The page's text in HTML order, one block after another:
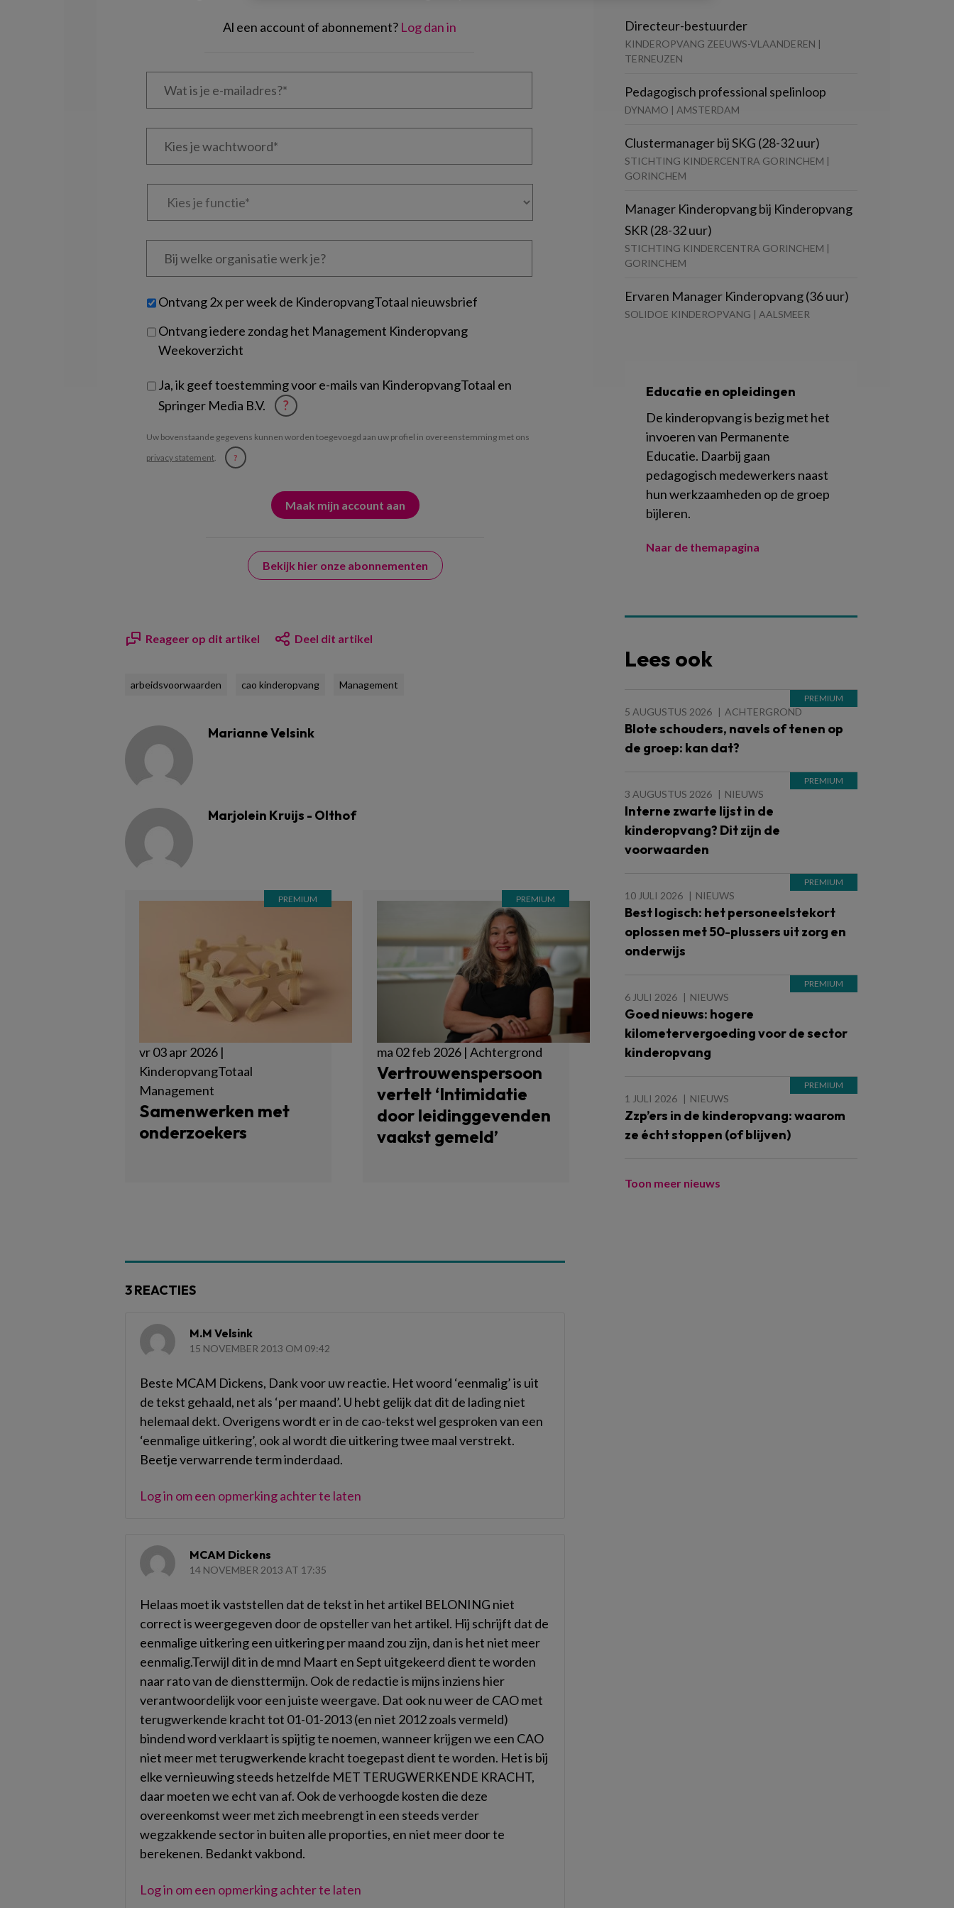
Al een account of abonnement? Log dan in
Wat
Kies
Kies
Bij
welke
je?
Untitled
Ontvang 2x per week de KinderopvangTotaal nieuwsbrief
Ontvang iedere zondag het Management Kinderopvang
Weekoverzicht
Ja, ik geef toestemming voor e-mails van KinderopvangTotaal en
Springer Media B.V.
?
Uw bovenstaande gegevens kunnen worden toegevoegd aan uw profiel in overeenstemming met ons
privacy statement. ?
Bekijk hier onze abonnementen
Reageer op dit artikel Deel dit artikel
arbeidsvoorwaarden cao kinderopvang Management
Marianne Velsink
Marjolein Kruijs - Olthof
vr 03 apr 2026 |
KinderopvangTotaal
Management
Samenwerken met
onderzoekers
ma 02 feb 2026 | Achtergrond
Vertrouwenspersoon
vertelt ‘Intimidatie
door leidinggevenden
vaakst gemeld’
3 REACTIES
M.M Velsink
15 NOVEMBER 2013 OM 09:42
Beste MCAM Dickens, Dank voor uw reactie. Het woord ‘eenmalig’ is uit
de tekst gehaald, net als ‘per maand’. U hebt gelijk dat dit de lading niet
helemaal dekt. Overigens wordt er in de cao-tekst wel gesproken van een
‘eenmalige uitkering’, ook al wordt die uitkering twee maal verstrekt.
Beetje verwarrende term inderdaad.
Log in om een opmerking achter te laten
MCAM Dickens
14 NOVEMBER 2013 AT 17:35
Helaas moet ik vaststellen dat de tekst in het artikel BELONING niet
correct is weergegeven door de opsteller van het artikel. Hij schrijft dat de
eenmalige uitkering een uitkering per maand zou zijn, dan is het niet meer
eenmalig.Terwijl dit in de mnd Maart en Sept uitgekeerd dient te worden
naar rato van de diensttermijn. Ook de redactie is mijns inziens hier
verantwoordelijk voor een juiste weergave. Dat ook nu weer de CAO met
terugwerkende kracht tot 01-01-2013 (en niet 2012 zoals vermeld)
bindend word verklaart is spijtig te noemen, wanneer krijgen we een CAO
niet meer met terugwerkende kracht toegepast dient te worden. Het is bij
elke vernieuwing steeds hetzelfde MET TERUGWERKENDE KRACHT,
daar moeten we echt van af. Ook de verhoogde kosten die deze
overeenkomst weer met zich meebrengt in een steeds verder
wegzakkende sector in buiten alle proporties, en niet meer door te
berekenen. Bedankt vakbond.
Log in om een opmerking achter te laten
Directeur-bestuurder
KINDEROPVANG ZEEUWS-VLAANDEREN |
TERNEUZEN
Pedagogisch professional spelinloop
DYNAMO | AMSTERDAM
Clustermanager bij SKG (28-32 uur)
STICHTING KINDERCENTRA GORINCHEM |
GORINCHEM
Manager Kinderopvang bij Kinderopvang
SKR (28-32 uur)
STICHTING KINDERCENTRA GORINCHEM |
GORINCHEM
Ervaren Manager Kinderopvang (36 uur)
SOLIDOE KINDEROPVANG | AALSMEER
Educatie en opleidingen
De kinderopvang is bezig met het
invoeren van Permanente
Educatie. Daarbij gaan
pedagogisch medewerkers naast
hun werkzaamheden op de groep
bijleren.
Naar de themapagina
Lees ook
5 AUGUSTUS 2026 ACHTERGROND
Blote schouders, navels of tenen op
de groep: kan dat?
3 AUGUSTUS 2026 NIEUWS
Interne zwarte lijst in de
kinderopvang? Dit zijn de
voorwaarden
10 JULI 2026 NIEUWS
Best logisch: het personeelstekort
oplossen met 50-plussers uit zorg en
onderwijs
6 JULI 2026 NIEUWS
Goed nieuws: hogere
kilometervergoeding voor de sector
kinderopvang
1 JULI 2026 NIEUWS
Zzp’ers in de kinderopvang: waarom
ze écht stoppen (of blijven)
Toon meer nieuws